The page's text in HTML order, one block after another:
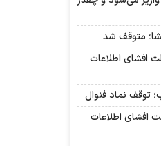
متوقف شد
افشای اطلاعات
توقف نماد فنوال
افشای اطلاعات